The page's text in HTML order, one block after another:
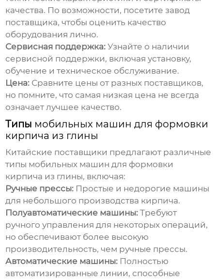
качества. По возможности, посетите завод
поставщика, чтобы оценить качество
оборудования лично.
Сервисная поддержка: Узнайте о наличии
сервисной поддержки, включая установку,
обучение и техническое обслуживание.
Цена: Сравните цены от разных поставщиков,
но помните, что самая низкая цена не всегда
означает лучшее качество.
Типы мобильных машин для формовки
кирпича из глины
Китайские поставщики предлагают различные
типы мобильных машин для формовки
кирпича из глины, включая:
Ручные прессы: Простые и недорогие машины
для небольшого производства кирпича.
Полуавтоматические машины: Требуют
ручного управления для некоторых операций,
но обеспечивают более высокую
производительность, чем ручные прессы.
Автоматические машины: Полностью
автоматизированные линии, способные